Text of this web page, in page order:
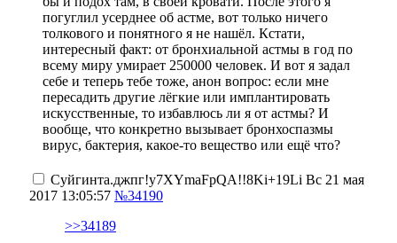
погуглил усерднее об астме, вот только ничего
толкового и понятного я не нашёл. Кстати,
интересный факт: от бронхиальной астмы в год по
всему миру умирает 250000 человек. И вот я задал
себе и теперь тебе тоже, анон вопрос: если мне
пересадить другие лёгкие или имплантировать
искусственные, то избавлюсь ли я от астмы? И
вообще, что конкретно вызывает бронхоспазмы
вирус, бактерия, какое-то вещество или ещё что?
Суйгинта.джпг!y7XYmaFpQA!!8Ki+19Li Вс 21 мая
2017 13:05:57 №34190
>>34189